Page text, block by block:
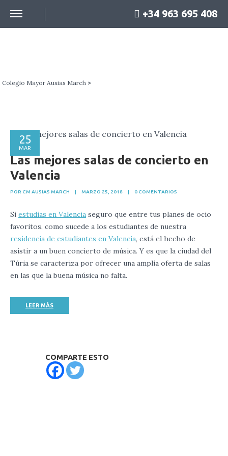
+34 963 695 408
Colegio Mayor Ausias March >
25
MAR
Las mejores salas de concierto en
Valencia
POR CM AUSIAS MARCH | MARZO 25, 2018 | 0 COMENTARIOS
Si estudias en Valencia seguro que entre tus planes de ocio
favoritos, como sucede a los estudiantes de nuestra
residencia de estudiantes en Valencia, está el hecho de
asistir a un buen concierto de música. Y es que la ciudad del
Túria se caracteriza por ofrecer una amplia oferta de salas
en las que la buena música no falta.
LEER MÁS
COMPARTE ESTO